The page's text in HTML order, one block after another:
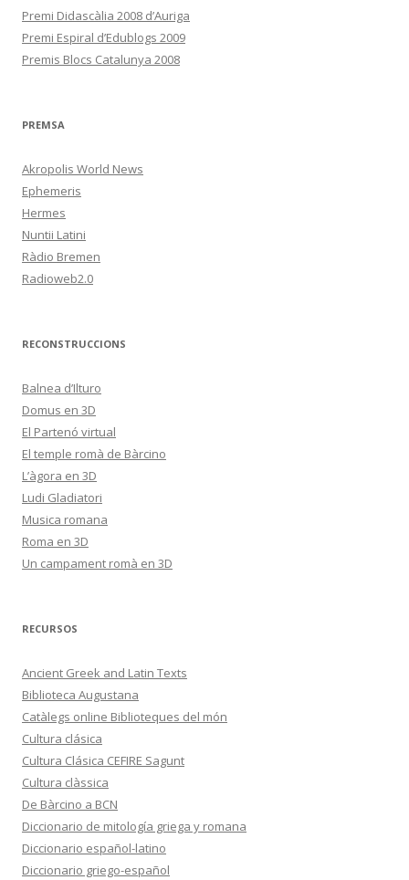
Premi Didascàlia 2008 d’Auriga
Premi Espiral d’Edublogs 2009
Premis Blocs Catalunya 2008
PREMSA
Akropolis World News
Ephemeris
Hermes
Nuntii Latini
Ràdio Bremen
Radioweb2.0
RECONSTRUCCIONS
Balnea d’Ilturo
Domus en 3D
El Partenó virtual
El temple romà de Bàrcino
L’àgora en 3D
Ludi Gladiatori
Musica romana
Roma en 3D
Un campament romà en 3D
RECURSOS
Ancient Greek and Latin Texts
Biblioteca Augustana
Catàlegs online Biblioteques del món
Cultura clásica
Cultura Clásica CEFIRE Sagunt
Cultura clàssica
De Bàrcino a BCN
Diccionario de mitología griega y romana
Diccionario español-latino
Diccionario griego-español